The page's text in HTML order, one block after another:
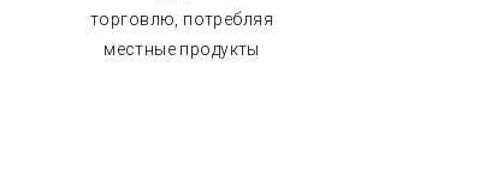
торговлю, потребляя
местные продукты